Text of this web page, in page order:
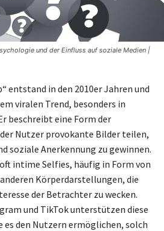
und der Einfluss auf soziale Medien |
entstand in den 2010er Jahren und
viralen Trend, besonders in
beschreibt eine Form der
Nutzer provokante Bilder teilen,
soziale Anerkennung zu gewinnen.
intime Selfies, häufig in Form von
Körperdarstellungen, die
der Betrachter zu wecken.
und TikTok unterstützen diese
es den Nutzern ermöglichen, solch